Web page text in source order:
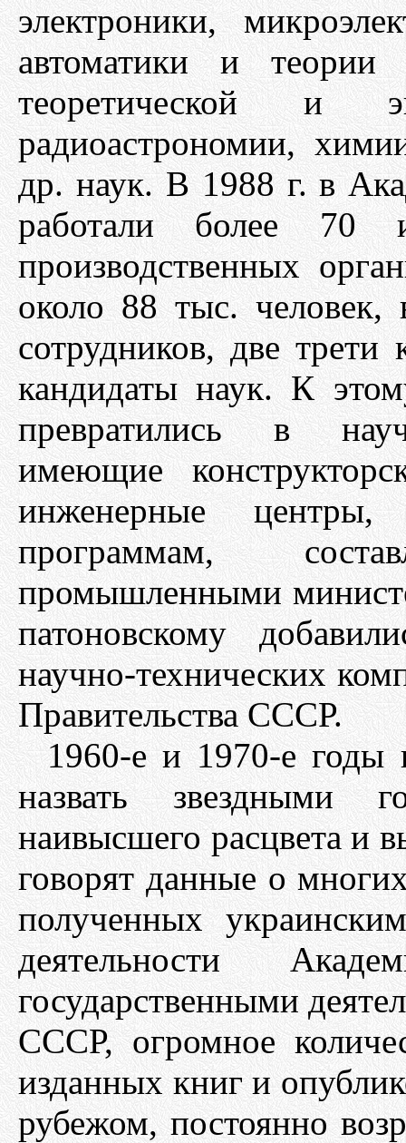
электроники,
автоматики и теории
теоретической и
радиоастрономии,
др. наук. В 1988 г. в
работали более 70
производственных
около 88 тыс.
сотрудников, две трети
кандидаты наук. К
превратились в
имеющие
инженерные
программам,
промышленными
патоновскому
научно-технических
Правительства СССР.
1960-е и 1970-е годы
назвать
наивысшего расцвета и
говорят данные о
полученных
деятельности
государственными
СССР, огромное
изданных книг и
рубежом, постоянно